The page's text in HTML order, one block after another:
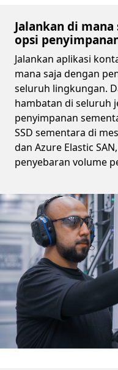
Jalankan di
opsi
Jalankan aplikasi
mana saja dengan
seluruh lingkungan.
hambatan di seluruh
penyimpanan
SSD sementara di
dan Azure Elastic
penyebaran volume